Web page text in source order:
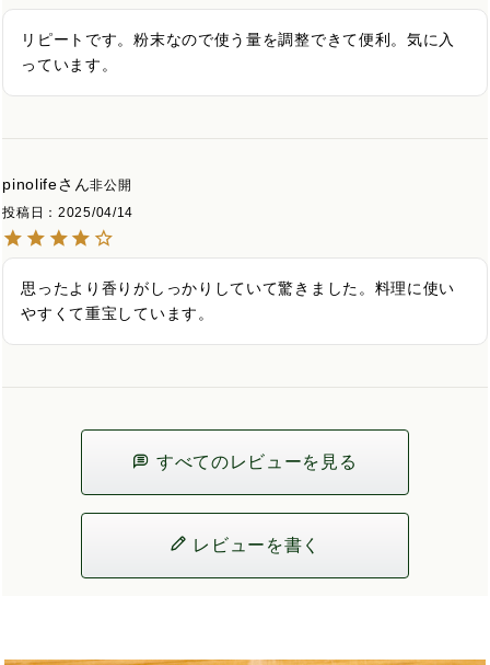
リピートです。粉末なので使う量を調整できて便利。気に入
っています。
pinolife
非公開
投稿日
2025/04/14
思ったより香りがしっかりしていて驚きました。料理に使い
やすくて重宝しています。
すべてのレビューを見る
レビューを書く